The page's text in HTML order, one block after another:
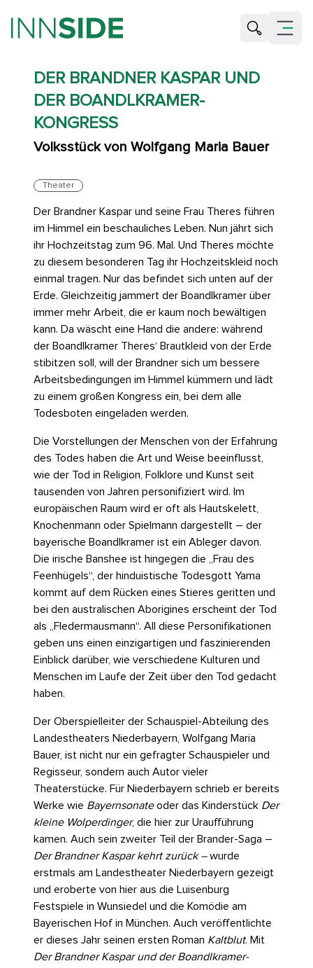
Suche
Menü
DER BRANDNER KASPAR UND
DER BOANDLKRAMER-
KONGRESS
Volksstück von Wolfgang Maria Bauer
Theater
Der Brandner Kaspar und seine Frau Theres führen
im Himmel ein beschauliches Leben. Nun jährt sich
ihr Hochzeitstag zum 96. Mal. Und Theres möchte
zu diesem besonderen Tag ihr Hochzeitskleid noch
einmal tragen. Nur das befindet sich unten auf der
Erde. Gleichzeitig jammert der Boandlkramer über
immer mehr Arbeit, die er kaum noch bewältigen
kann. Da wäscht eine Hand die andere: während
der Boandlkramer Theres‘ Brautkleid von der Erde
stibitzen soll, will der Brandner sich um bessere
Arbeitsbedingungen im Himmel kümmern und lädt
zu einem großen Kongress ein, bei dem alle
Todesboten eingeladen werden.
Die Vorstellungen der Menschen von der Erfahrung
des Todes haben die Art und Weise beeinflusst,
wie der Tod in Religion, Folklore und Kunst seit
tausenden von Jahren personifiziert wird. Im
europäischen Raum wird er oft als Hautskelett,
Knochenmann oder Spielmann dargestellt – der
bayerische Boandlkramer ist ein Ableger davon.
Die irische Banshee ist hingegen die „Frau des
Feenhügels“, der hinduistische Todesgott Yama
kommt auf dem Rücken eines Stieres geritten und
bei den australischen Aborigines erscheint der Tod
als „Fledermausmann“. All diese Personifikationen
geben uns einen einzigartigen und faszinierenden
Einblick darüber, wie verschiedene Kulturen und
Menschen im Laufe der Zeit über den Tod gedacht
haben.
Der Oberspielleiter der Schauspiel-Abteilung des
Landestheaters Niederbayern, Wolfgang Maria
Bauer, ist nicht nur ein gefragter Schauspieler und
Regisseur, sondern auch Autor vieler
Theaterstücke. Für Niederbayern schrieb er bereits
Werke wie Bayernsonateoder das Kinderstück Der
kleine Wolperdinger, die hier zur Uraufführung
kamen. Auch sein zweiter Teil der Brander-Saga –
Der Brandner Kaspar kehrt zurück –wurde
erstmals am Landestheater Niederbayern gezeigt
und eroberte von hier aus die Luisenburg
Festspiele in Wunsiedel und die Komödie am
Bayerischen Hof in München. Auch veröffentlichte
er dieses Jahr seinen ersten Roman Kaltblut. Mit
Der Brandner Kaspar und der Boandlkramer-